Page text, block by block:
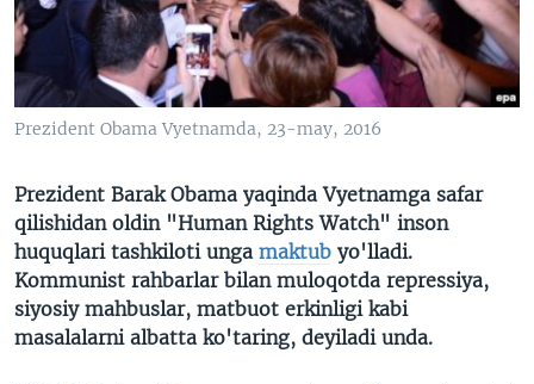
VIDEO
XABARLAR SURATLARDA
ODNOKLASSNIKI
TELEGRAM
TWITTER
Prezident Obama Vyetnamda, 23-may, 2016
Prezident Barak Obama yaqinda Vyetnamga safar
qilishidan oldin "Human Rights Watch" inson
huquqlari tashkiloti unga maktub yo'lladi.
Kommunist rahbarlar bilan muloqotda repressiya,
siyosiy mahbuslar, matbuot erkinligi kabi
masalalarni albatta ko'taring, deyiladi unda.